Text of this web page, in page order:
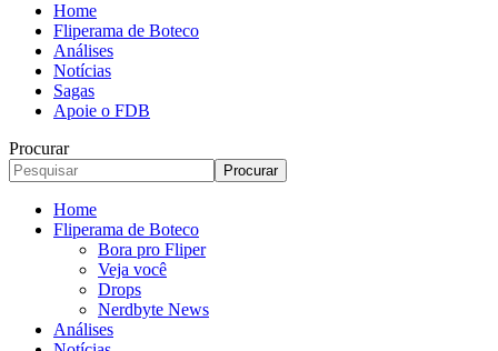
Home
Fliperama de Boteco
Análises
Notícias
Sagas
Apoie o FDB
Procurar
Home
Fliperama de Boteco
Bora pro Fliper
Veja você
Drops
Nerdbyte News
Análises